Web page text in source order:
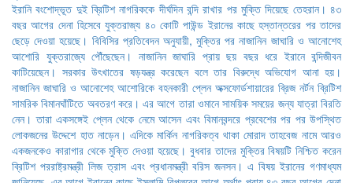
ইরানি বংশোদ্ভূত দুই ব্রিটিশ নাগরিককে দীর্ঘদিন বন্দি রাখার পর মুক্তি দিয়েছে তেহরান। ৪৩
বছর আগের দেনা হিসেবে যুক্তরাজ্য ৪০ কোটি পাউন্ড ইরানের কাছে হস্তান্তরের পর তাদের
ছেড়ে দেওয়া হয়েছে। বিবিসির প্রতিবেদন অনুযায়ী, মুক্তির পর নাজানিন জাঘারি ও আনোশেহ
আশোরি যুক্তরাজ্যে পৌঁছেছেন। নাজানিন জাঘারি প্রায় ছয় বছর ধরে ইরানে বন্দিজীবন
কাটিয়েছেন। সরকার উৎখাতের ষড়যন্ত্র করেছেন বলে তার বিরুদ্ধে অভিযোগ আনা হয়।
নাজানিন জাঘারি ও আনোশেহ আশোরিকে বহনকারী প্লেন অক্সফোর্ডশায়ারের ব্রিজ নর্টন ব্রিটিশ
সামরিক বিমানঘাঁটিতে অবতরণ করে। এর আগে তারা ওমানে সাময়িক সময়ের জন্য যাত্রা বিরতি
নেন। তারা একসঙ্গেই প্লেন থেকে নেমে আসেন এবং বিমানবন্দরে প্রবেশের পর পর উপস্থিত
লোকজনের উদ্দেশে হাত নাড়েন। এদিকে মার্কিন নাগরিকত্ব থাকা মোরাদ তাহবেজ নামে আরও
একজনকেও কারাগার থেকে মুক্তি দেওয়া হয়েছে। বুধবার তাদের মুক্তির বিষয়টি নিশ্চিত করেন
ব্রিটিশ পররাষ্ট্রমন্ত্রী লিজ ত্রাস এবং প্রধানমন্ত্রী বরিস জনসন। এ বিষয় ইরানের গণমাধ্যম